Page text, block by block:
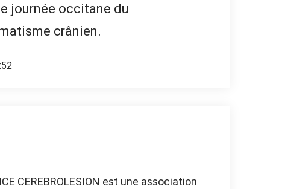
journée occitane du
crânien.
CEREBROLESION est une association